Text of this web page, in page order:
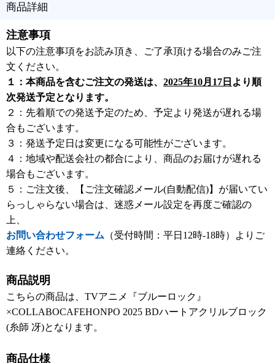
商品詳細
注意事項
以下の注意事項をお読み頂き、ご了承頂ける場合のみご注
文ください。
１：本商品を含むご注文の発送は、 2025年10月17日 より順
次発送予定となります。
２：先着順での発送予定のため、予定より発送が遅れる場
合もございます。
３：発送予定日は変更になる可能性がございます。
４：地域や配送会社の都合により、商品のお届けが遅れる
場合もございます。
５：ご注文後、【ご注文確認メール(自動配信)】が届いてい
らっしゃらない場合は、迷惑メール設定を再度ご確認の
上、
お問い合わせフォーム （受付時間：平日12時-18時）よりご
連絡ください。
商品説明
こちらの商品は、TVアニメ『ブルーロック』
×COLLABOCAFEHONPO 2025 BDハートアクリルブロック
(糸師 冴)となります。
商品仕様